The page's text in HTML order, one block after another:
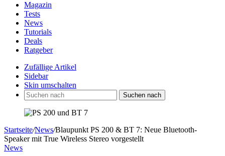
Magazin
Tests
News
Tutorials
Deals
Ratgeber
Zufällige Artikel
Sidebar
Skin umschalten
Suchen nach
Startseite/News/Blaupunkt PS 200 & BT 7: Neue Bluetooth-
Speaker mit True Wireless Stereo vorgestellt
News